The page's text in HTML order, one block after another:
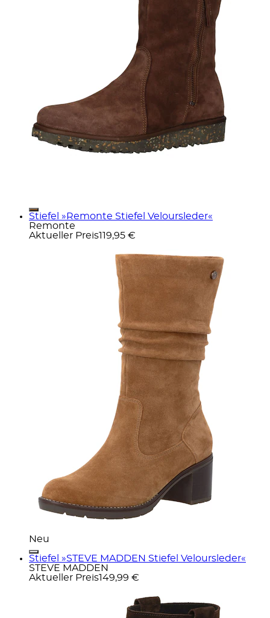
Stiefel »Remonte Stiefel Veloursleder«
Remonte
Aktueller Preis119,95 €
Neu
Stiefel »STEVE MADDEN Stiefel Veloursleder«
STEVE MADDEN
Aktueller Preis149,99 €